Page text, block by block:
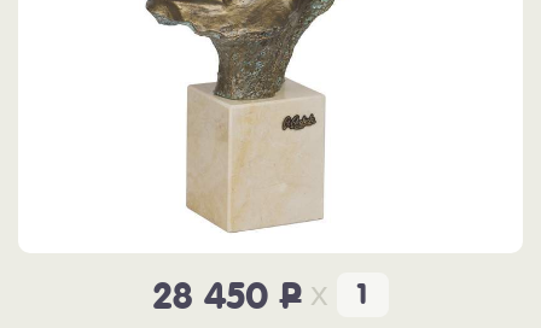
28 450P x